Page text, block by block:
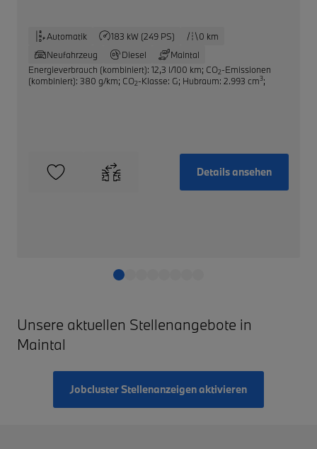
Automatik 183 kW (249 PS)
0 km
Neufahrzeug
Diesel
Maintal
Energieverbrauch (kombiniert): 12,3 l/100 km; CO2-Emissionen
(kombiniert): 380 g/km; CO2-Klasse: G; Hubraum: 2.993 cm3;
Details ansehen
Unsere aktuellen Stellenangebote in
Maintal
Jobcluster Stellenanzeigen aktivieren